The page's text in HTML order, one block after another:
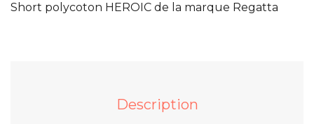
Short polycoton HEROIC de la marque Regatta
Description